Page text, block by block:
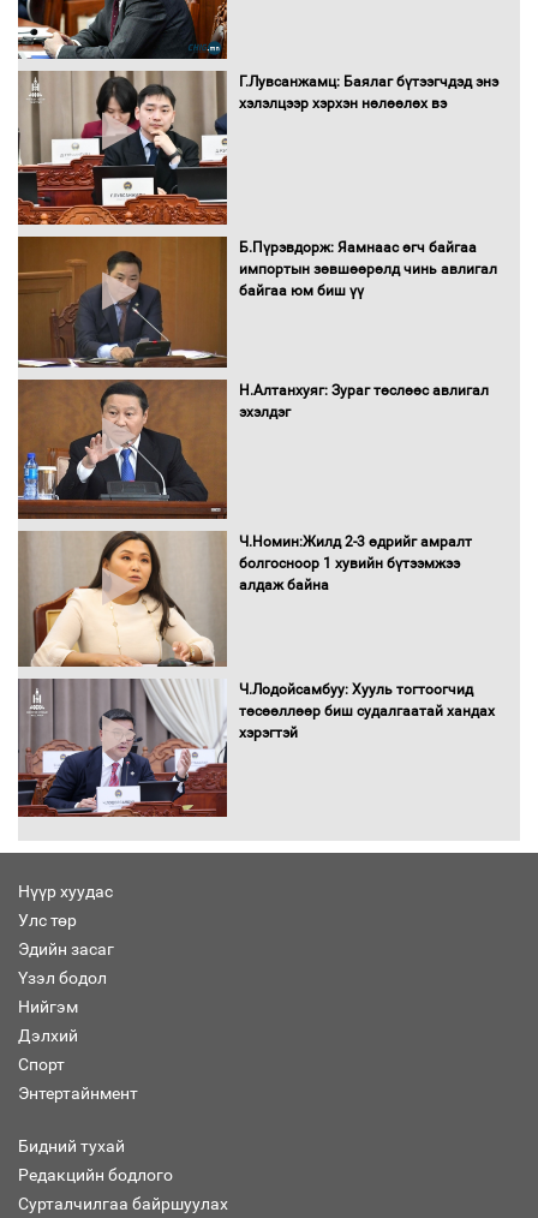
орчныг бүрдүүллээ
баримт
Г.Лувсанжамц: Баялаг бүтээгчдэд энэ
хэлэлцээр хэрхэн нөлөөлөх вэ
Б.Пүрэвдорж: Яамнаас өгч байгаа
импортын зөвшөөрөлд чинь авлигал
байгаа юм биш үү
Н.Алтанхуяг: Зураг төслөөс авлигал
эхэлдэг
Ч.Номин:Жилд 2-3 өдрийг амралт
болгосноор 1 хувийн бүтээмжээ
алдаж байна
Ч.Лодойсамбуу: Хууль тогтоогчид
төсөөллөөр биш судалгаатай хандах
хэрэгтэй
Нүүр хуудас
Улс төр
Эдийн засаг
Үзэл бодол
Нийгэм
Дэлхий
Спорт
Энтертайнмент
Бидний тухай
Редакцийн бодлого
Сурталчилгаа байршуулах